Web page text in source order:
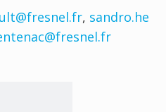
, sandro.he